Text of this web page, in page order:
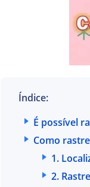
Índice:
É possível
Como
1.
2.